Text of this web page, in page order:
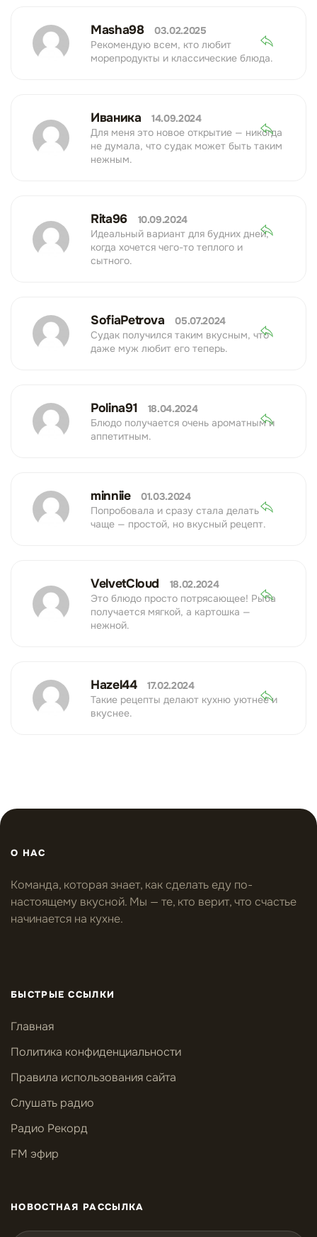
Masha98
03.02.2025
Рекомендую всем, кто любит
морепродукты и классические блюда.
Иваника
14.09.2024
Для меня это новое открытие — никогда
не думала, что судак может быть таким
нежным.
Rita96
10.09.2024
Идеальный вариант для будних дней,
когда хочется чего-то теплого и
сытного.
SofiaPetrova
05.07.2024
Судак получился таким вкусным, что
даже муж любит его теперь.
Polina91
18.04.2024
Блюдо получается очень ароматным и
аппетитным.
minniie
01.03.2024
Попробовала и сразу стала делать
чаще — простой, но вкусный рецепт.
VelvetCloud
18.02.2024
Это блюдо просто потрясающее! Рыба
получается мягкой, а картошка —
нежной.
Hazel44
17.02.2024
Такие рецепты делают кухню уютнее и
вкуснее.
О НАС
Команда, которая знает, как сделать еду по-
настоящему вкусной. Мы — те, кто верит, что счастье
начинается на кухне.
БЫСТРЫЕ ССЫЛКИ
Главная
Политика конфиденциальности
Правила использования сайта
Слушать радио
Радио Рекорд
FM эфир
НОВОСТНАЯ РАССЫЛКА